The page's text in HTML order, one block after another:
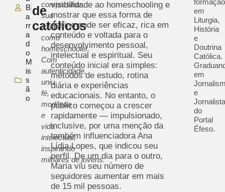
B
a
rr
a
d
o
M
is
s
ã
o
de
católicos
compartilhar
sua
rotina
como
homeschooler.
Com
autenticidade,
uniu
fé,
modéstia
e
vida
intelectual,
inspirando
milhares de jovens.
visibilidade ao homeschooling e
mostrar que essa forma de
ensino pode ser eficaz, rica em
conteúdo e voltada para o
desenvolvimento pessoal,
intelectual e espiritual. Seu
conteúdo inicial era simples:
métodos de estudo, rotina
diária e experiências
educacionais. No entanto, o
público começou a crescer
rapidamente — impulsionado,
inclusive, por uma menção da
também influenciadora Ana
Lídia Lopes, que indicou seu
perfil. De um dia para o outro,
Maria viu seu número de
seguidores aumentar em mais
de 15 mil pessoas.
em
Liturgia,
História
e
Doutrina
Católica.
em
e
do
Portal
Éfeso.